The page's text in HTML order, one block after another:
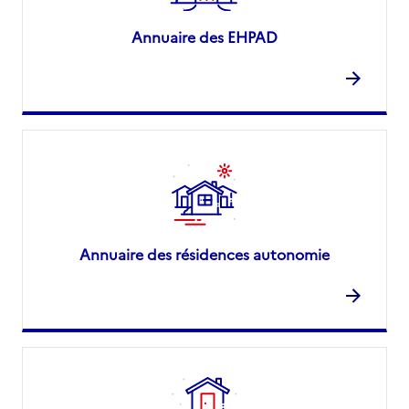
Annuaire des EHPAD
Annuaire des résidences autonomie